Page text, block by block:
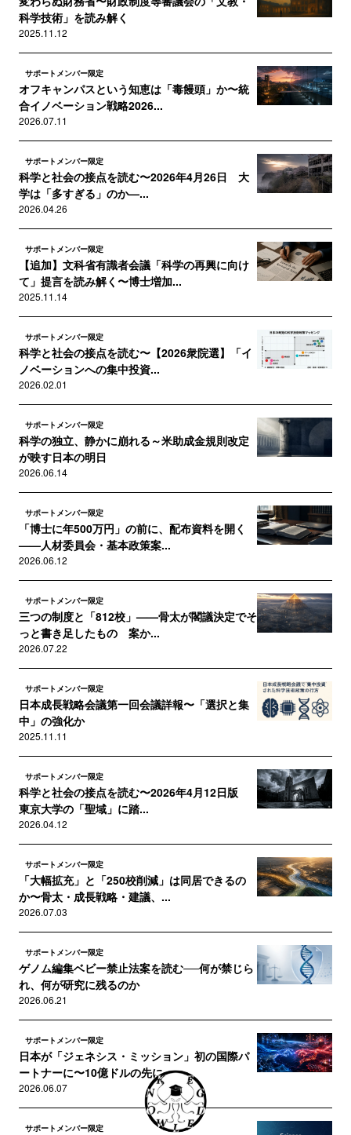
科学技術」を読み解く
2025.11.12
サポートメンバー限定
オフキャンパスという知恵は「毒饅頭」か〜統
合イノベーション戦略2026...
2026.07.11
サポートメンバー限定
科学と社会の接点を読む〜2026年4月26日 大
学は「多すぎる」のか—...
2026.04.26
サポートメンバー限定
【追加】文科省有識者会議「科学の再興に向け
て」提言を読み解く〜博士増加...
2025.11.14
サポートメンバー限定
科学と社会の接点を読む〜【2026衆院選】「イ
ノベーションへの集中投資...
2026.02.01
サポートメンバー限定
科学の独立、静かに崩れる～米助成金規則改定
が映す日本の明日
2026.06.14
サポートメンバー限定
「博士に年500万円」の前に、配布資料を開く
——人材委員会・基本政策案...
2026.06.12
サポートメンバー限定
三つの制度と「812校」——骨太が閣議決定でそ
っと書き足したもの 案か...
2026.07.22
サポートメンバー限定
日本成長戦略会議第一回会議詳報〜「選択と集
中」の強化か
2025.11.11
サポートメンバー限定
科学と社会の接点を読む〜2026年4月12日版
東京大学の「聖域」に踏...
2026.04.12
サポートメンバー限定
「大幅拡充」と「250校削減」は同居できるの
か〜骨太・成長戦略・建議、...
2026.07.03
サポートメンバー限定
ゲノム編集ベビー禁止法案を読む──何が禁じら
れ、何が研究に残るのか
2026.06.21
サポートメンバー限定
日本が「ジェネシス・ミッション」初の国際パ
ートナーに〜10億ドルの先に...
2026.06.07
サポートメンバー限定